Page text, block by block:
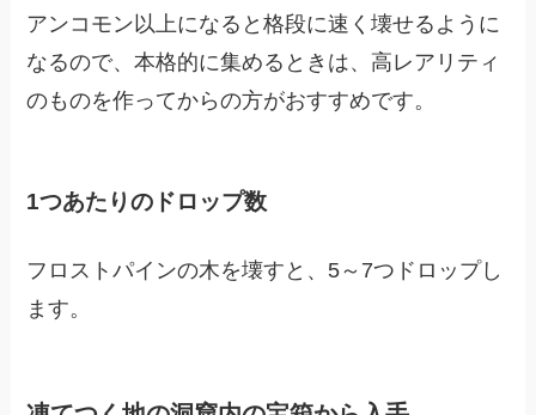
アンコモン以上になると格段に速く壊せるように
なるので、本格的に集めるときは、高レアリティ
のものを作ってからの方がおすすめです。
1つあたりのドロップ数
フロストパインの木を壊すと、5～7つドロップし
ます。